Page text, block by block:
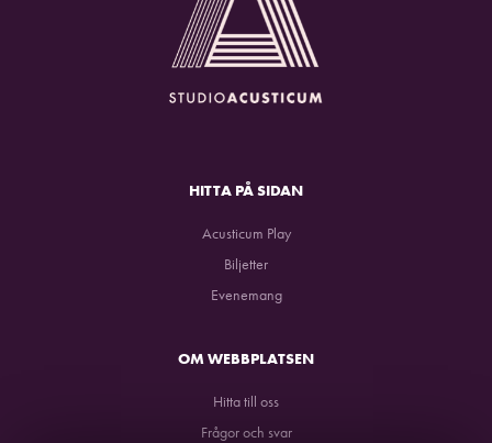
HITTA PÅ SIDAN
Acusticum Play
Biljetter
Evenemang
OM WEBBPLATSEN
Hitta till oss
Frågor och svar